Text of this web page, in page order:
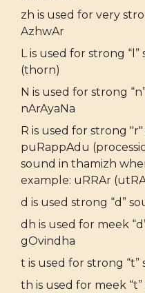
zh is used for very
AzhwAr
L is used for strong
(thorn)
N is used for strong
nArAyaNa
R is used for strong
puRappAdu
sound in thamizh
example: uRRAr
d is used strong “d”
dh is used for meek
gOvindha
t is used for strong
th is used for meek